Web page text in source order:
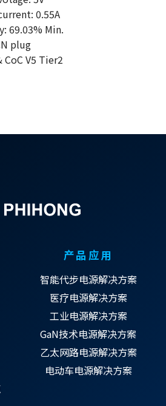
0.55A
69.03% Min.
plug
CoC V5 Tier2
产品应用
智能代步电源解决方案
医疗电源解决方案
工业电源解决方案
GaN技术电源解决方案
乙太网路电源解决方案
电动车电源解决方案